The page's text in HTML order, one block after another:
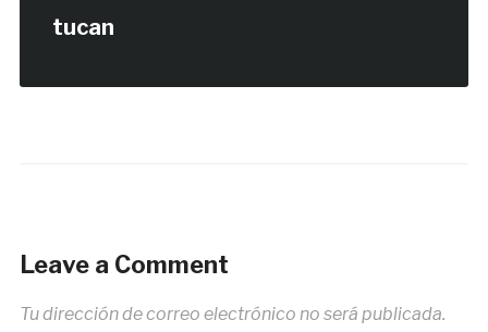
tucan
Leave a Comment
Tu dirección de correo electrónico no será publicada.